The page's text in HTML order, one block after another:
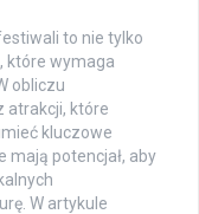
to nie tylko
które wymaga
obliczu
atrakcji, które
kluczowe
mają potencjał, aby
W artykule